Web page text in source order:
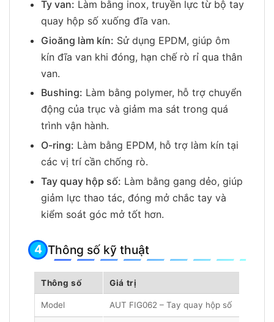
Ty van: Làm bằng inox, truyền lực từ bộ tay
quay hộp số xuống đĩa van.
Gioăng làm kín: Sử dụng EPDM, giúp ôm
kín đĩa van khi đóng, hạn chế rò rỉ qua thân
van.
Bushing: Làm bằng polymer, hỗ trợ chuyển
động của trục và giảm ma sát trong quá
trình vận hành.
O-ring: Làm bằng EPDM, hỗ trợ làm kín tại
các vị trí cần chống rò.
Tay quay hộp số: Làm bằng gang dẻo, giúp
giảm lực thao tác, đóng mở chắc tay và
kiểm soát góc mở tốt hơn.
Thông số kỹ thuật
Thông số Giá trị
Model AUT FIG062 – Tay quay hộp số